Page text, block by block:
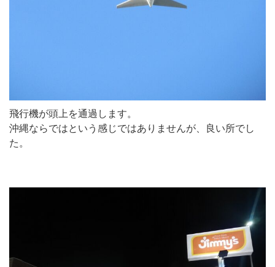
飛行機が頭上を通過します。
沖縄ならではという感じではありませんが、良い所でし
た。